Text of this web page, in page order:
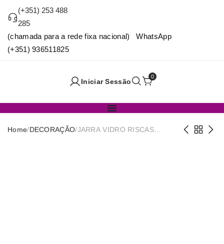
(+351) 253 488
285
(chamada para a rede fixa nacional) WhatsApp
(+351) 936511825
Iniciar Sessão
0
Home/DECORAÇÃO/JARRA VIDRO RISCAS